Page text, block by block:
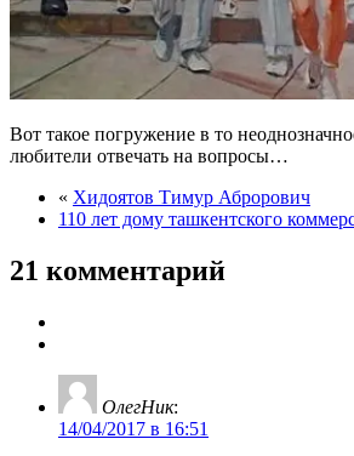
Вот такое погружение в то
любители отвечать на вопросы…
« Хидоятов Тимур Аброрович
110 лет дому ташкентского
21 комментарий
ОлегНик:
14/04/2017 в 16:51